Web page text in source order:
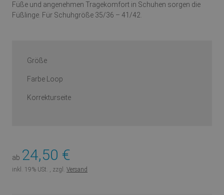
Füße und angenehmen Tragekomfort in Schuhen sorgen die
Füßlinge. Für Schuhgröße 35/36 – 41/42.
Größe
Farbe Loop
Korrekturseite
ab 24,50 €
inkl. 19% USt. , zzgl. Versand